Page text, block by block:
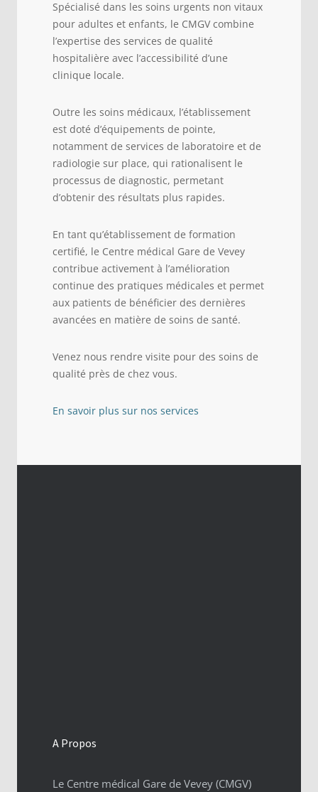
Spécialisé dans les soins urgents non vitaux
pour adultes et enfants, le CMGV combine
l’expertise des services de qualité
hospitalière avec l’accessibilité d’une
clinique locale.
Outre les soins médicaux, l’établissement
est doté d’équipements de pointe,
notamment de services de laboratoire et de
radiologie sur place, qui rationalisent le
processus de diagnostic, permetant
d’obtenir des résultats plus rapides.
En tant qu’établissement de formation
certifié, le Centre médical Gare de Vevey
contribue activement à l’amélioration
continue des pratiques médicales et permet
aux patients de bénéficier des dernières
avancées en matière de soins de santé.
Venez nous rendre visite pour des soins de
qualité près de chez vous.
En savoir plus sur nos services
A Propos
Le Centre médical Gare de Vevey (CMGV)